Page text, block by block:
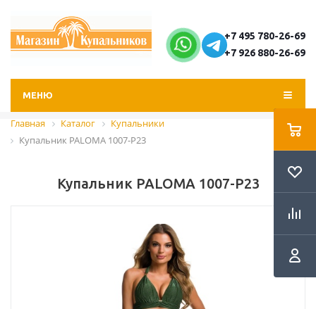
+7 495 780-26-69
+7 926 880-26-69
МЕНЮ
Главная Каталог
Купальники
Купальник PALOMA 1007-P23
Купальник PALOMA 1007-P23